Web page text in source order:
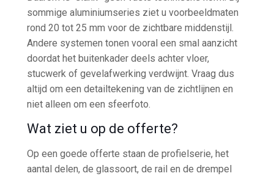
sommige aluminiumseries ziet u voorbeeldmaten
rond 20 tot 25 mm voor de zichtbare middenstijl.
Andere systemen tonen vooral een smal aanzicht
doordat het buitenkader deels achter vloer,
stucwerk of gevelafwerking verdwijnt. Vraag dus
altijd om een detailtekening van de zichtlijnen en
niet alleen om een sfeerfoto.
Wat ziet u op de offerte?
Op een goede offerte staan de profielserie, het
aantal delen, de glassoort, de rail en de drempel